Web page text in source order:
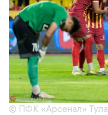
© ПФК «Арсенал» Тула